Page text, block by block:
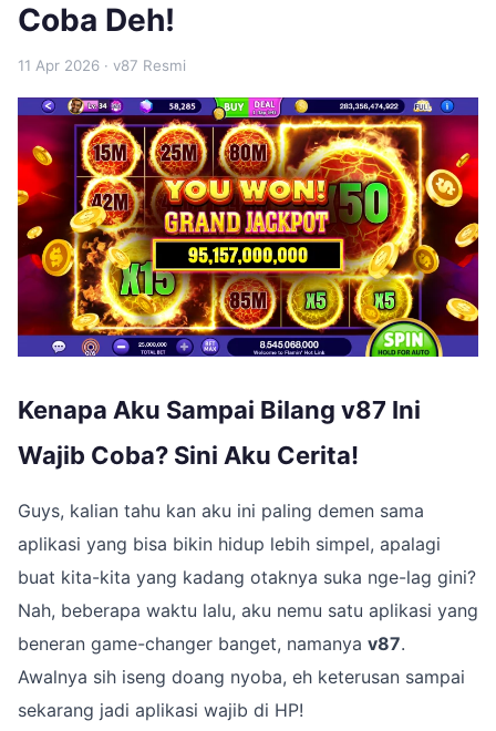
Coba Deh!
11 Apr 2026 · v87 Resmi
Kenapa Aku Sampai Bilang v87 Ini
Wajib Coba? Sini Aku Cerita!
Guys, kalian tahu kan aku ini paling demen sama
aplikasi yang bisa bikin hidup lebih simpel, apalagi
buat kita-kita yang kadang otaknya suka nge-lag gini?
Nah, beberapa waktu lalu, aku nemu satu aplikasi yang
beneran game-changer banget, namanya v87.
Awalnya sih iseng doang nyoba, eh keterusan sampai
sekarang jadi aplikasi wajib di HP!